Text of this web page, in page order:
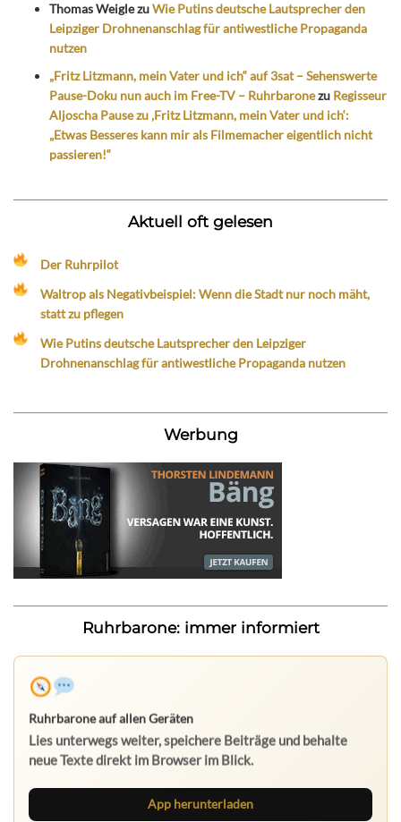
Thomas WeiglezuWie Putins deutsche Lautsprecher den
Leipziger Drohnenanschlag für antiwestliche Propaganda
nutzen
„Fritz Litzmann, mein Vater und ich“ auf 3sat – Sehenswerte
Pause-Doku nun auch im Free-TV – Ruhrbaronezu Regisseur
Aljoscha Pause zu ‚Fritz Litzmann, mein Vater und ich‘:
„Etwas Besseres kann mir als Filmemacher eigentlich nicht
passieren!“
Aktuell oft gelesen
Der Ruhrpilot
Waltrop als Negativbeispiel: Wenn die Stadt nur noch mäht,
statt zu pflegen
Wie Putins deutsche Lautsprecher den Leipziger
Drohnenanschlag für antiwestliche Propaganda nutzen
Werbung
Ruhrbarone: immer informiert
Ruhrbarone auf allen Geräten
Lies unterwegs weiter, speichere Beiträge und behalte
neue Texte direkt im Browser im Blick.
App herunterladen